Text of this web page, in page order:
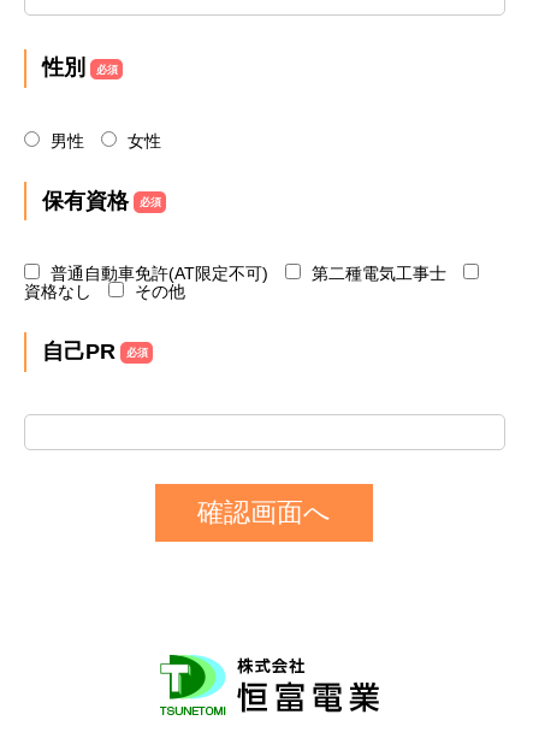
性別 必須
男性 女性
保有資格 必須
普通自動車免許(AT限定不可)
第二種電気工事士
資格なし
その他
自己PR 必須
確認画面へ